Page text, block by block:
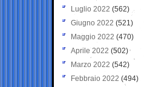
Luglio 2022 (562)
Giugno 2022 (521)
Maggio 2022 (470)
Aprile 2022 (502)
Marzo 2022 (542)
Febbraio 2022 (494)